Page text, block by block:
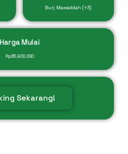
Burj Mawaddah (⭐3)
Harga Mulai
Rp35.900.000
Sekarang!